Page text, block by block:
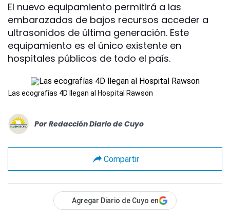
El nuevo equipamiento permitirá a las
embarazadas de bajos recursos acceder a
ultrasonidos de última generación. Este
equipamiento es el único existente en
hospitales públicos de todo el país.
Las ecografías 4D llegan al Hospital Rawson
Por Redacción Diario de Cuyo
Compartir
Agregar Diario de Cuyo en